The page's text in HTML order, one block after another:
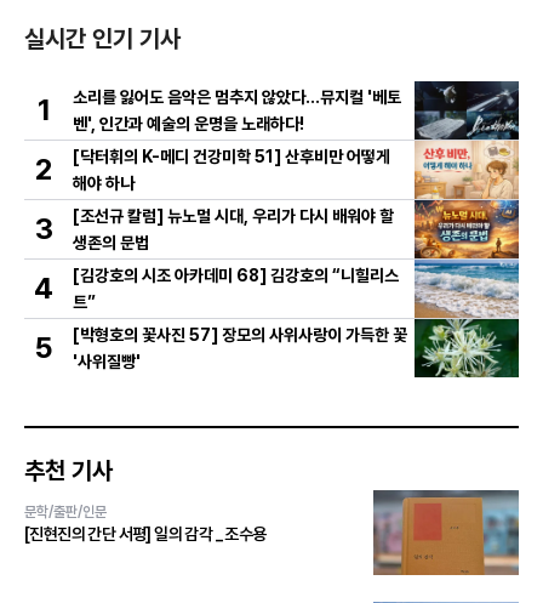
실시간 인기 기사
1
소리를 잃어도 음악은 멈추지 않았다…뮤지컬 '베토
벤', 인간과 예술의 운명을 노래하다!
2
[닥터휘의 K-메디 건강미학 51] 산후비만 어떻게
해야 하나
3
[조선규 칼럼] 뉴노멀 시대, 우리가 다시 배워야 할
생존의 문법
4
[김강호의 시조 아카데미 68] 김강호의 “니힐리스
트”
5
[박형호의 꽃사진 57] 장모의 사위사랑이 가득한 꽃
'사위질빵'
추천 기사
문학/출판/인문
[진현진의 간단 서평] 일의 감각 _ 조수용